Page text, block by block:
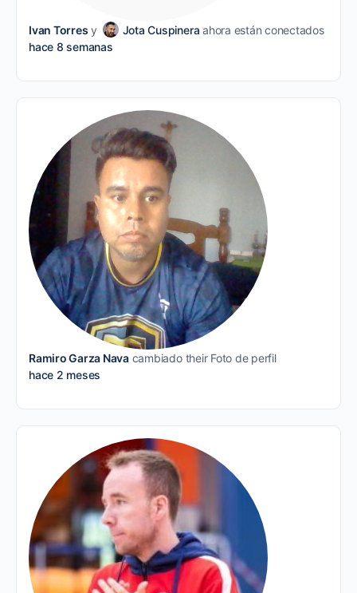
Ivan Torres y Jota Cuspinera ahora están conectados
hace 8 semanas
Ramiro Garza Navacambiado their Foto de perfil
hace 2 meses